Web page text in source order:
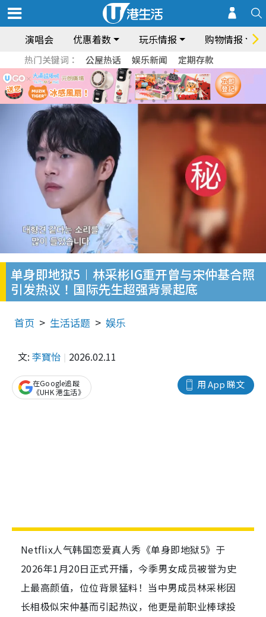
演唱会 优惠着数 玩乐情报 购物情报
热门关键词： 公屋热话 娱乐新闻 定期存款
单身即地狱5︱林采彬IG重开曾与宋仲基合照
引发热议！国际先生超强背景起底
首页 生活话题 娱乐
文: 李寶怡 2026.02.11
用 App 睇文
在Google追蹤
《UHK 港生活》
Netflix人气韩国恋爱真人秀《单身即地狱5》于
2026年1月20日正式开播，今季男女成员被誉为史
上最高颜值，位位背景猛料！当中男成员林采彬因
长相极似宋仲基而引起热议，他更是前职业棒球投